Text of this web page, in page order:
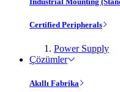
Certified Peripherals
Power Supply
Çözümler
Akıllı Fabrika